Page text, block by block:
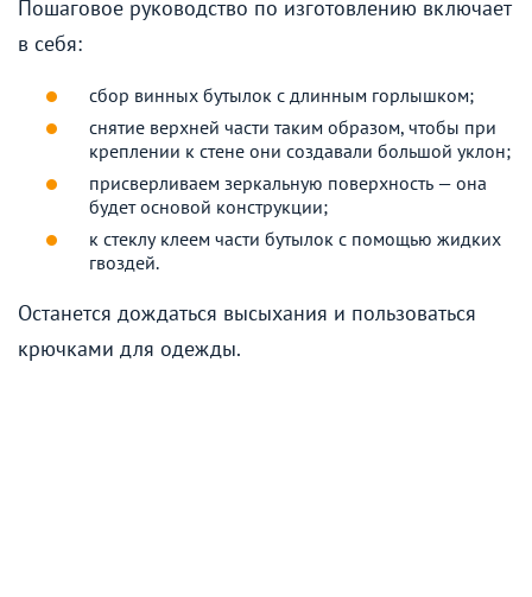
Пошаговое руководство по изготовлению включает
в себя:
сбор винных бутылок с длинным горлышком;
снятие верхней части таким образом, чтобы при
креплении к стене они создавали большой уклон;
присверливаем зеркальную поверхность — она
будет основой конструкции;
к стеклу клеем части бутылок с помощью жидких
гвоздей.
Останется дождаться высыхания и пользоваться
крючками для одежды.